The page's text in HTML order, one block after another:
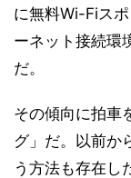
に無料Wi-Fiス
ーネット接続環
だ。
その傾向に拍車
グ」だ。以前か
う方法も存在し